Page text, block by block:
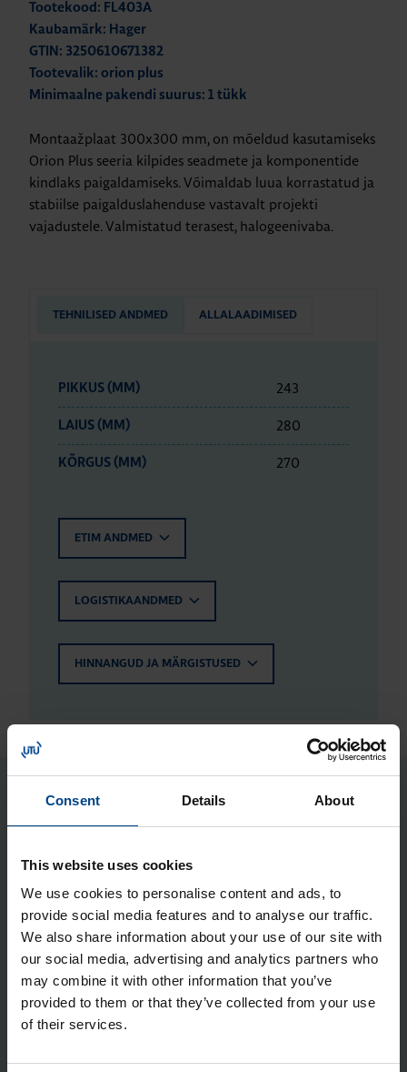
Consent Details About
This website uses cookies
We use cookies to personalise content and ads, to
provide social media features and to analyse our traffic.
We also share information about your use of our site with
our social media, advertising and analytics partners who
may combine it with other information that you’ve
provided to them or that they’ve collected from your use
of their services.
Tootekood: FL403A
Kaubamärk: Hager
GTIN: 3250610671382
Tootevalik: orion plus
Minimaalne pakendi suurus: 1 tükk
Montaažplaat 300x300 mm, on mõeldud kasutamiseks
Orion Plus seeria kilpides seadmete ja komponentide
kindlaks paigaldamiseks. Võimaldab luua korrastatud ja
stabiilse paigalduslahenduse vastavalt projekti
vajadustele. Valmistatud terasest, halogeenivaba.
TEHNILISED ANDMED ALLALAADIMISED
PIKKUS (MM) 243
LAIUS (MM) 280
KÕRGUS (MM) 270
ETIM ANDMED
LOGISTIKAANDMED
HINNANGUD JA MÄRGISTUSED
Seotud tooted
Tootekood: FL153A
Sise­mised kin­ni­tus­kõr­vad, Orion (4
tk), halo­gee­ni­vaba
Tootekood: FL450A
Siseuks Orion Plus, 300×300 mm,